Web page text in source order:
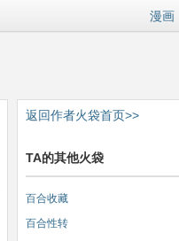
漫画
返回作者火袋首页>>
TA的其他火袋
百合收藏
百合性转